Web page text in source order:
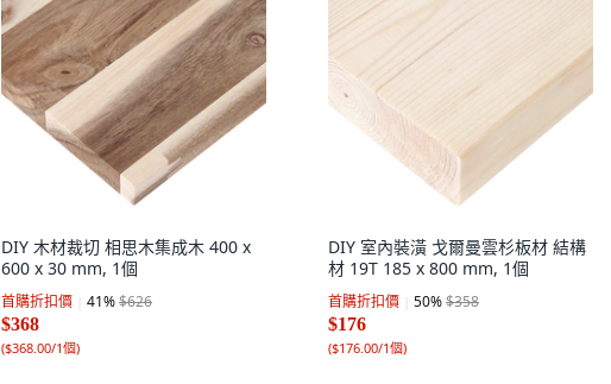
DIY 木材裁切 相思木集成木 400 x
600 x 30 mm, 1個
首購折扣價 41%$626
$368
($368.00/1個)
DIY 室內裝潢 戈爾曼雲杉板材 結構
材 19T 185 x 800 mm, 1個
首購折扣價 50%$358
$176
($176.00/1個)